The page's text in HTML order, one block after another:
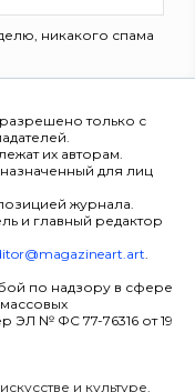
никакого спама
только с
их авторам.
для лиц
журнала.
и главный редактор
.
по надзору в сфере
ЭЛ № ФС 77-76316 от 19
и культуре.